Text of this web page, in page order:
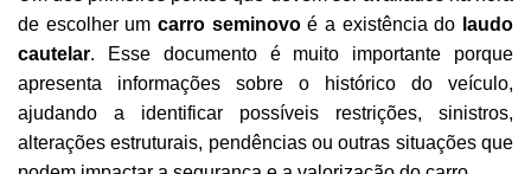
de escolher um carro seminovoé a existência do laudo
cautelar. Esse documento é muito importante porque
apresenta informações sobre o histórico do veículo,
ajudando a identificar possíveis restrições, sinistros,
alterações estruturais, pendências ou outras situações que